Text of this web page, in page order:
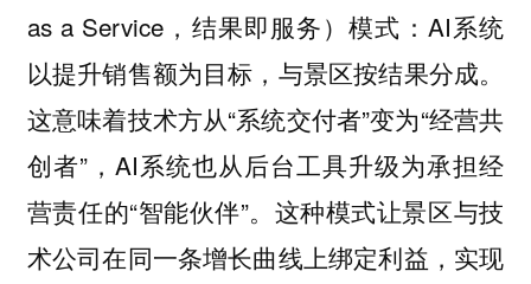
as a Service，结果即服务）模式：AI系统
以提升销售额为目标，与景区按结果分成。
这意味着技术方从“系统交付者”变为“经营共
创者”，AI系统也从后台工具升级为承担经
营责任的“智能伙伴”。这种模式让景区与技
术公司在同一条增长曲线上绑定利益，实现